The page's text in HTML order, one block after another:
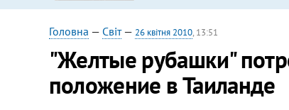
Головна — Світ— 26 квітня 2010, 13:51
"Желтые рубашки"
положение в Таиланде